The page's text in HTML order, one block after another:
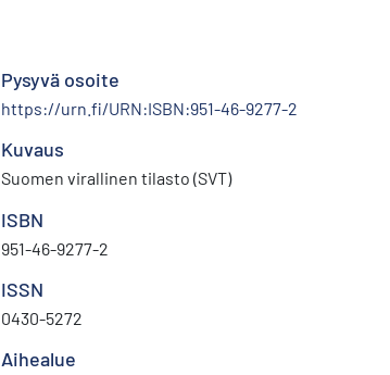
Pysyvä osoite
https://urn.fi/URN:ISBN:951-46-9277-2
Kuvaus
Suomen virallinen tilasto (SVT)
ISBN
951-46-9277-2
ISSN
0430-5272
Aihealue